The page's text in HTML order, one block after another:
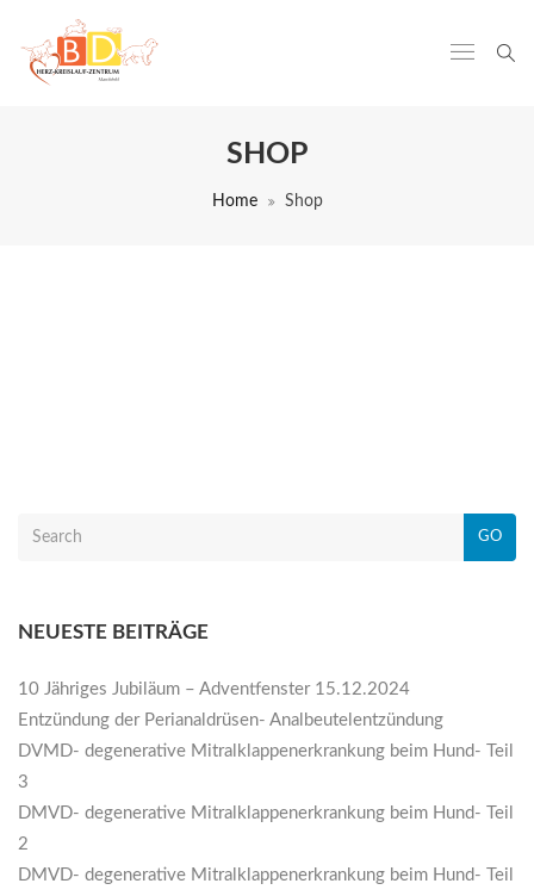
SHOP
Home Shop
GO
NEUESTE BEITRÄGE
10 Jähriges Jubiläum – Adventfenster 15.12.2024
Entzündung der Perianaldrüsen- Analbeutelentzündung
DVMD- degenerative Mitralklappenerkrankung beim Hund- Teil
3
DMVD- degenerative Mitralklappenerkrankung beim Hund- Teil
2
DMVD- degenerative Mitralklappenerkrankung beim Hund- Teil